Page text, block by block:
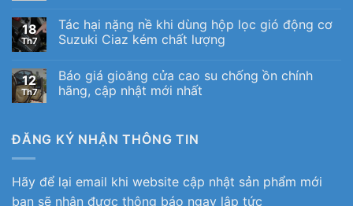
18
Th7
Tác hại nặng nề khi dùng hộp lọc gió động cơ
Suzuki Ciaz kém chất lượng
12
Th7
Báo giá gioăng cửa cao su chống ồn chính
hãng, cập nhật mới nhất
ĐĂNG KÝ NHẬN THÔNG TIN
Hãy để lại email khi website cập nhật sản phẩm mới
bạn sẽ nhận được thông báo ngay lập tức